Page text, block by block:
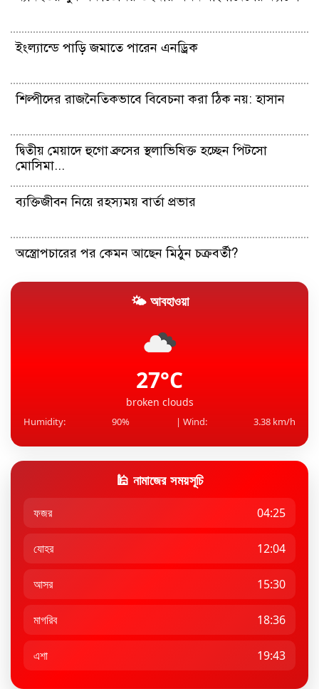
ইংল্যান্ডে পাড়ি জমাতে পারেন এনড্রিক
শিল্পীদের রাজনৈতিকভাবে বিবেচনা করা ঠিক নয়: হাসান
দ্বিতীয় মেয়াদে হুগো ব্রুসের স্থলাভিষিক্ত হচ্ছেন পিটসো
মোসিমা...
ব্যক্তিজীবন নিয়ে রহস্যময় বার্তা প্রভার
অস্ত্রোপচারের পর কেমন আছেন মিঠুন চক্রবর্তী?
যুক্তরাষ্ট্রের চাকরি বাজারের মন্দা কাটছে না
অবসরের বিষয়টি মেসির একান্তই নিজের: আর্জেন্টাইন ফুটবল
🌤 আবহাওয়া
27°C
broken clouds
Humidity: 90% | Wind: 3.38 km/h
🕌 নামাজের সময়সূচি
ফজর 04:25
যোহর 12:04
আসর 15:30
মাগরিব 18:36
এশা 19:43